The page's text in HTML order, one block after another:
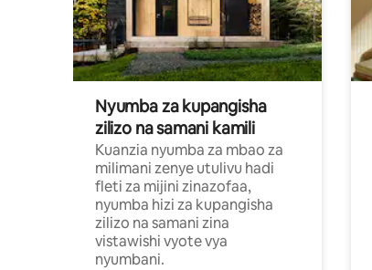
Nyumba za kupangisha
zilizo na samani kamili
Kuanzia nyumba za mbao za
milimani zenye utulivu hadi
fleti za mijini zinazofaa,
nyumba hizi za kupangisha
zilizo na samani zina
vistawishi vyote vya
nyumbani.